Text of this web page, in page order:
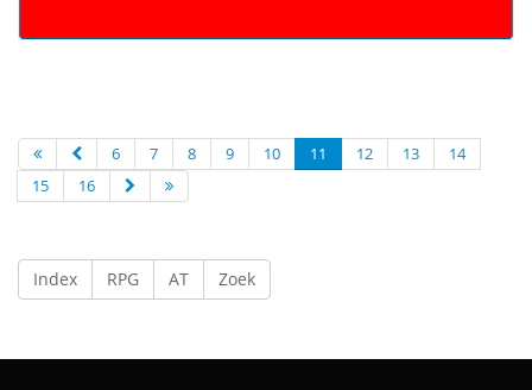
6 7 8 9 10 11 12 13
14
15
16
Index RPG AT Zoek